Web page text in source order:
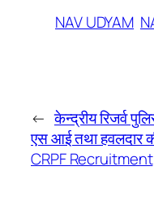
NAV UDYAM
← केन्द्रीय रिजर्व
एस आई तथा हवलदार
CRPF Recruitment